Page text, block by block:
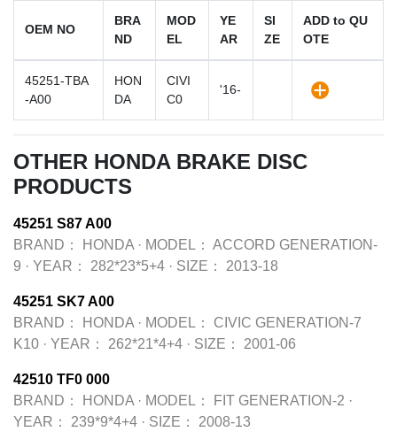
OEM NO
BRA
ND
MOD
EL
YE
AR
SI
ZE
ADD to QU
OTE
45251-TBA
-A00
HON
DA
CIVI
C0
'16-
OTHER HONDA BRAKE DISC
PRODUCTS
45251 S87 A00
BRAND：
HONDA · MODEL： ACCORD GENERATION-
9 · YEAR： 282*23*5+4 · SIZE： 2013-18
45251 SK7 A00
BRAND：
HONDA · MODEL：
CIVIC GENERATION-7
K10 · YEAR： 262*21*4+4 · SIZE： 2001-06
42510 TF0 000
BRAND：
HONDA · MODEL： FIT GENERATION-2 ·
YEAR：
239*9*4+4 · SIZE： 2008-13